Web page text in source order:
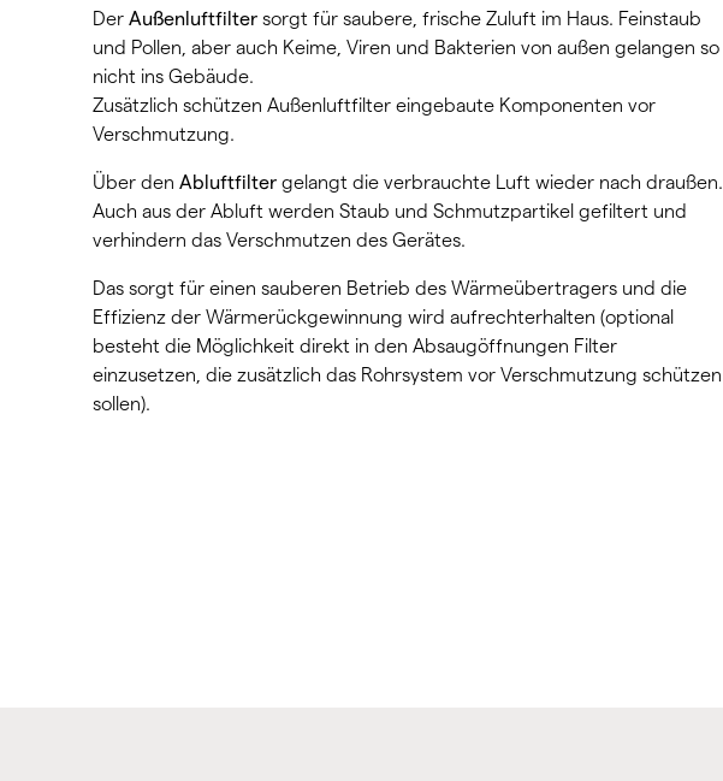
DerAußenluftfiltersorgt für saubere, frische Zuluft im Haus. Feinstaub
und Pollen, aber auch Keime, Viren und Bakterien von außen gelangen so
nicht ins Gebäude.
Zusätzlich schützen Außenluftfilter eingebaute Komponenten vor
Verschmutzung.
Über den Abluftfiltergelangt die verbrauchte Luft wieder nach draußen.
Auch aus der Abluft werden Staub und Schmutzpartikel gefiltert und
verhindern das Verschmutzen des Gerätes.
Das sorgt für einen sauberen Betrieb des Wärmeübertragers und die
Effizienz der Wärmerückgewinnung wird aufrechterhalten (optional
besteht die Möglichkeit direkt in den Absaugöffnungen Filter
einzusetzen, die zusätzlich das Rohrsystem vor Verschmutzung schützen
sollen).